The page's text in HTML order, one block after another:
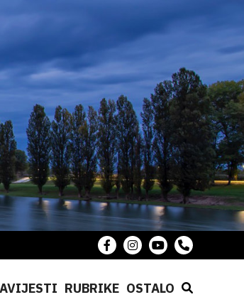
RUBRIKE OSTALO